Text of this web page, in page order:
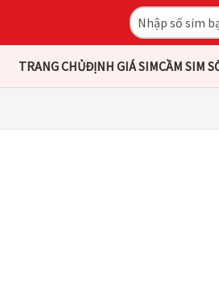
TRANG CHỦĐỊNH GIÁ SIMCẦM SIM